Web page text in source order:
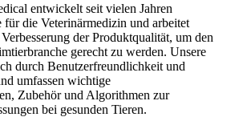
entwickelt seit vielen Jahren
für die Veterinärmedizin und arbeitet
der Produktqualität, um den
gerecht zu werden. Unsere
durch Benutzerfreundlichkeit und
umfassen wichtige
Zubehör und Algorithmen zur
bei gesunden Tieren.